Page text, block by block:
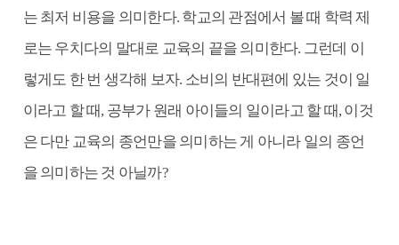
는 최저 비용을 의미한다. 학교의 관점에서 볼 때 학력 제
로는 우치다의 말대로 교육의 끝을 의미한다. 그런데 이
렇게도 한 번 생각해 보자. 소비의 반대편에 있는 것이 일
이라고 할 때, 공부가 원래 아이들의 일이라고 할 때, 이것
은 다만 교육의 종언만을 의미하는 게 아니라 일의 종언
을 의미하는 것 아닐까?